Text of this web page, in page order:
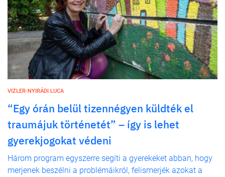
VIZLER-NYIRÁDI LUCA
“Egy órán belül tizennégyen küldték el
traumájuk történetét” – így is lehet
gyerekjogokat védeni
Három program egyszerre segíti a gyerekeket abban, hogy
merjenek beszélni a problémáikról, felismerjék azokat a